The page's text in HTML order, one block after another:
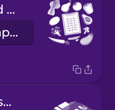
plant-based diet
növényi alapú étrend
public transportation